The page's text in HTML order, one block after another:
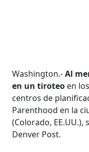
Washington.-Al
en un tiroteo en
centros de
Parenthood en la
(Colorado,
Denver Post.